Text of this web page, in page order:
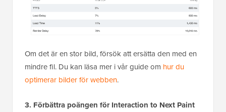
Om det är en stor bild, försök att ersätta den med en
mindre fil. Du kan läsa mer i vår guide om hur du
optimerar bilder för webben.
3. Förbättra poängen för Interaction to Next Paint